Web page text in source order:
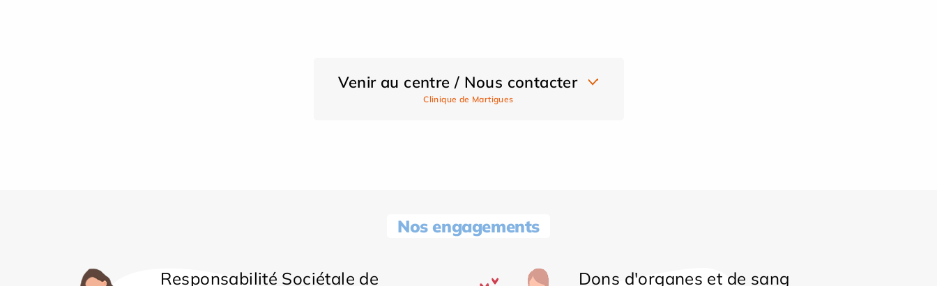
Venir au centre / Nous contacter
Clinique de Martigues
Nos engagements
Responsabilité Sociétale de
Dons d'organes et de sang